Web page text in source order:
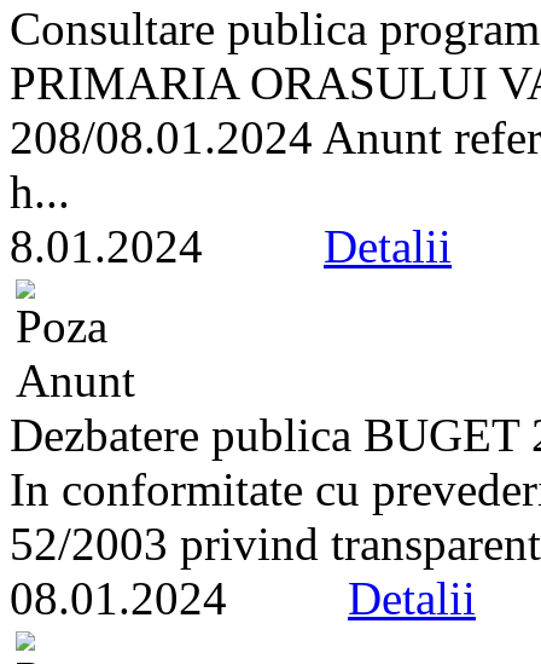
Consultare publica
PRIMARIA ORASULUI
208/08.01.2024 Anunt
h...
8.01.2024 Detalii
Dezbatere publica BUGET
In conformitate cu
52/2003 privind
08.01.2024 Detalii